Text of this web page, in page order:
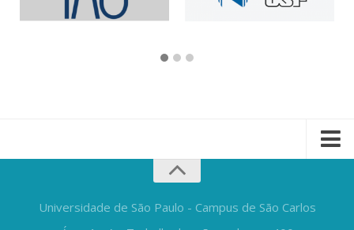
Universidade de São Paulo - Campus de São Carlos